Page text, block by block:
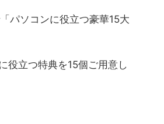
パソコンに役立つ豪華15大
役立つ特典を15個ご用意し